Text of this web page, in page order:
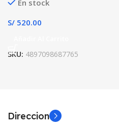
En stock
S/ 520.00
SKU: 4897098687765
Direccion